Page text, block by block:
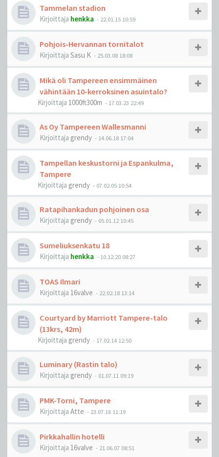
Tammelan stadion
Kirjoittaja henkka - 22.01.15 10:59
Pohjois-Hervannan tornitalot
Kirjoittaja Sasu K - 25.03.08 18:08
Mikä oli Tampereen ensimmäinen
vähintään 10-kerroksinen asuintalo?
Kirjoittaja 1000ft300m - 17.03.23 22:49
As Oy Tampereen Wallesmanni
Kirjoittaja grendy - 14.06.18 17:04
Tampellan keskustorni ja Espankulma,
Tampere
Kirjoittaja grendy - 07.02.05 10:54
Ratapihankadun pohjoinen osa
Kirjoittaja grendy - 05.01.12 10:45
Sumeliuksenkatu 18
Kirjoittaja henkka - 10.12.20 08:27
TOAS Ilmari
Kirjoittaja 16valve - 22.02.18 13:14
Courtyard by Marriott Tampere-talo
(13krs, 42m)
Kirjoittaja grendy - 17.02.14 12:50
Luminary (Rastin talo)
Kirjoittaja grendy - 01.07.11 09:19
PMK-Torni, Tampere
Kirjoittaja Atte - 23.07.16 11:19
Pirkkahallin hotelli
Kirjoittaja 16valve - 21.06.07 08:51